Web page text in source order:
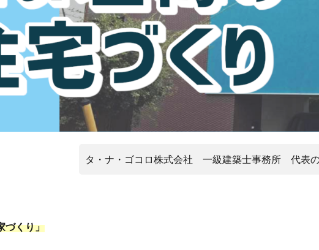
タ・ナ・ゴコロ株式会社 一級建築士事務所 代表
づくり」